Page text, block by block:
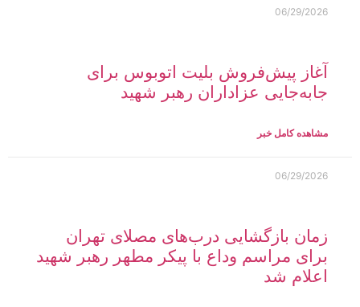
06/29/2026
آغاز پیش‌فروش بلیت اتوبوس برای
جابه‌جایی عزاداران رهبر شهید
مشاهده کامل خبر
06/29/2026
زمان بازگشایی درب‌های مصلای تهران
برای مراسم وداع با پیکر مطهر رهبر شهید
اعلام شد